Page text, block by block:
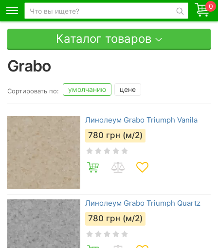
0
Каталог товаров
Grabo
Сортировать по: умолчанию цене
Линолеум Grabo Triumph Vanila
780 грн (м/2)
Линолеум Grabo Triumph Quartz
780 грн (м/2)